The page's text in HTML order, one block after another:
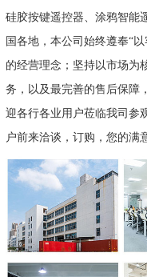
硅胶按键遥控器、涂鸦智能
国各地，本公司始终遵奉“
的经营理念；坚持以市场为
务，以及最完善的售后保障
迎各行各业用户莅临我司参
户前来洽谈，订购，您的满